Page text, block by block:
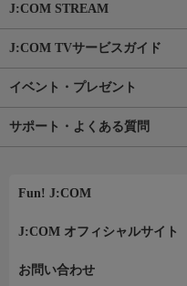
J:COM STREAM
J:COM TVサービスガイド
イベント・プレゼント
サポート・よくある質問
Fun! J:COM
J:COM オフィシャルサイト
お問い合わせ